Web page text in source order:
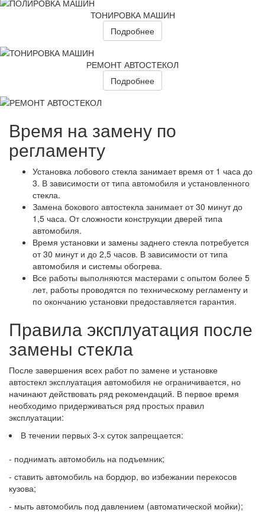
ТОНИРОВКА МАШИН
Подробнее
РЕМОНТ АВТОСТЕКОЛ
Подробнее
Время на замену по
регламенту
Установка лобового стекла занимает время от 1 часа до
3. В зависимости от типа автомобиля и установленного
стекла.
Замена бокового автостекла занимает от 30 минут до
1,5 часа. От сложности конструкции дверей типа
автомобиля.
Время установки и замены заднего стекла потребуется
от 30 минут и до 2,5 часов. В зависимости от типа
автомобиля и системы обогрева.
Все работы выполняются мастерами с опытом более 5
лет, работы проводятся по техническому регламенту и
по окончанию установки предоставляется гарантия.
Правила эксплуатация после
замены стекла
После завершения всех работ по замене и установке
автостекл эксплуатация автомобиля не ограничивается, но
начинают действовать ряд рекомендаций. В первое время
необходимо придерживаться ряд простых правил
эксплуатации:
В течении первых 3-х суток запрещается:
- поднимать автомобиль на подъемник;
- ставить автомобиль на бордюр, во избежании перекосов
кузова;
- мыть автомобиль под давлением (автоматической мойки);